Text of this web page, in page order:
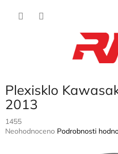
Plexisklo
2013
1455
Průměrné
Neohodnoceno Podrobnosti